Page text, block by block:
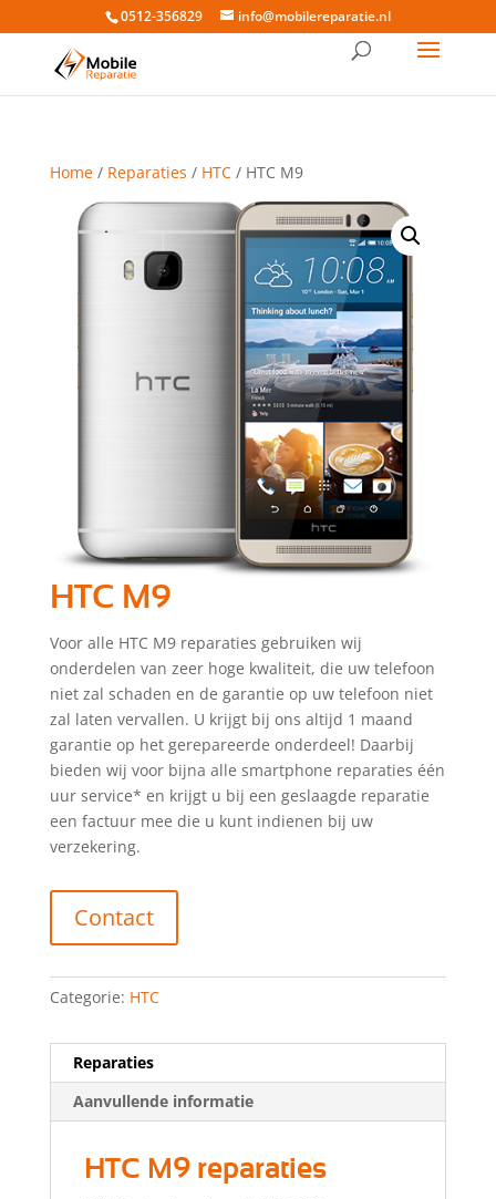
0512-356829 info@mobilereparatie.nl
Home/ Reparaties / HTC/ HTC M9
HTC M9
Voor alle HTC M9 reparaties gebruiken wij
onderdelen van zeer hoge kwaliteit, die uw telefoon
niet zal schaden en de garantie op uw telefoon niet
zal laten vervallen. U krijgt bij ons altijd 1 maand
garantie op het gerepareerde onderdeel! Daarbij
bieden wij voor bijna alle smartphone reparaties één
uur service* en krijgt u bij een geslaagde reparatie
een factuur mee die u kunt indienen bij uw
verzekering.
Contact
Categorie: HTC
Reparaties
Aanvullende informatie
HTC M9 reparaties